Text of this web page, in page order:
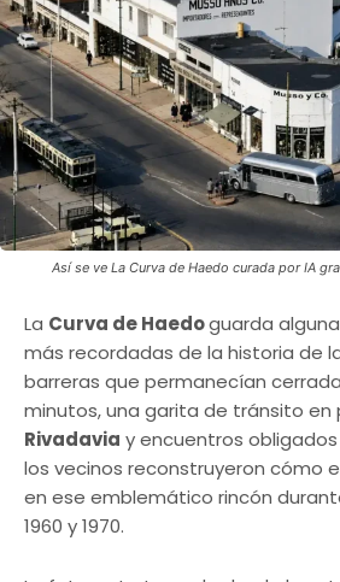
Así se ve La Curva de Haedo curada por IA
La Curva de Haedoguarda
más recordadas de la historia de
barreras que permanecían
minutos, una garita de tránsito en
Rivadavia y encuentros
los vecinos reconstruyeron cómo
en ese emblemático rincón
1960 y 1970.